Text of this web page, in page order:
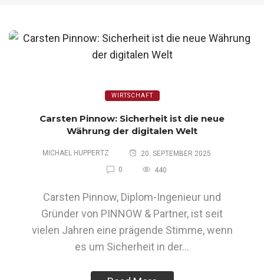
WIRTSCHAFT
Carsten Pinnow: Sicherheit ist die neue
Währung der digitalen Welt
MICHAEL HUPPERTZ
20. SEPTEMBER 2025
0
440
Carsten Pinnow, Diplom-Ingenieur und
Gründer von PINNOW & Partner, ist seit
vielen Jahren eine prägende Stimme, wenn
es um Sicherheit in der…